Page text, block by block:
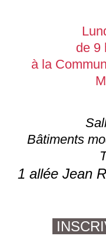
de 9
à la
Bâtiments
1 allée Jean